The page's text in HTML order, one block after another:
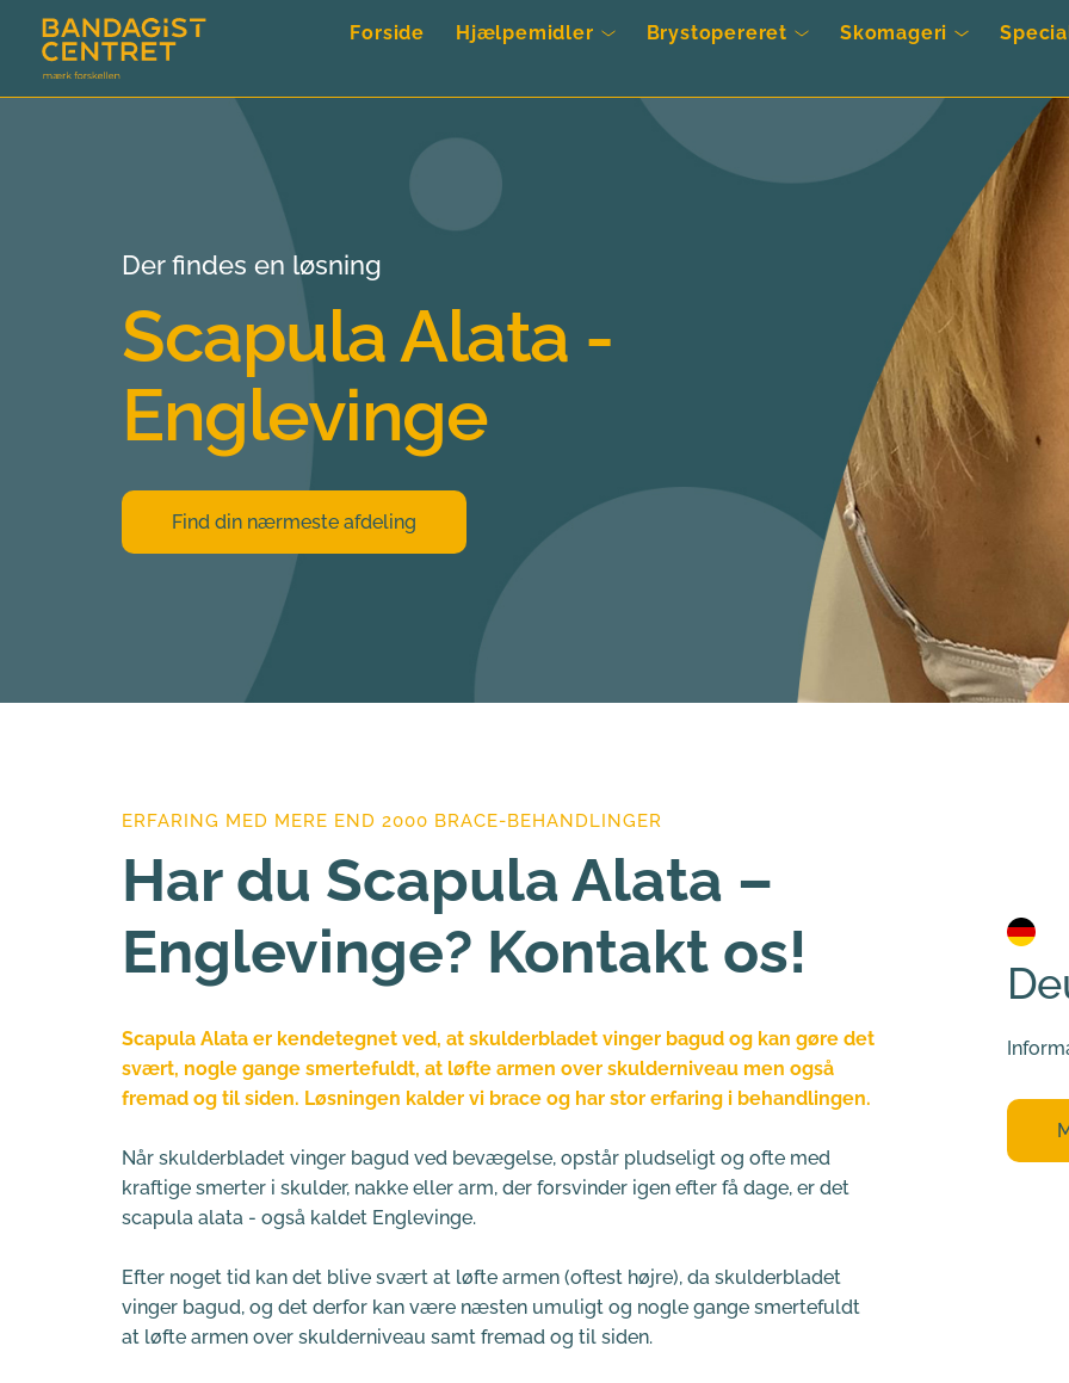
Forside Hjælpemidler Brystopereret Skomageri
Der findes en løsning
Scapula Alata -
Englevinge
Find din nærmeste afdeling
ERFARING MED MERE END 2000 BRACE-BEHANDLINGER
Har du Scapula Alata –
Englevinge? Kontakt os!
Scapula Alata er kendetegnet ved, at skulderbladet vinger bagud og kan gøre det
svært, nogle gange smertefuldt, at løfte armen over skulderniveau men også
fremad og til siden. Løsningen kalder vi brace og har stor erfaring i behandlingen.
Når skulderbladet vinger bagud ved bevægelse, opstår pludseligt og ofte med
kraftige smerter i skulder, nakke eller arm, der forsvinder igen efter få dage, er det
scapula alata - også kaldet Englevinge.
Efter noget tid kan det blive svært at løfte armen (oftest højre), da skulderbladet
vinger bagud, og det derfor kan være næsten umuligt og nogle gange smertefuldt
at løfte armen over skulderniveau samt fremad og til siden.